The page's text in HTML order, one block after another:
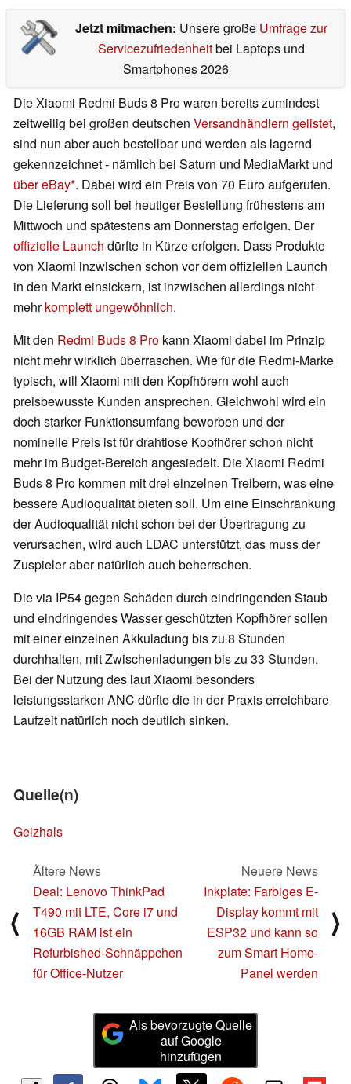
Jetzt mitmachen: Unsere große Umfrage zur
Servicezufriedenheitbei Laptops und
Smartphones 2026
Die Xiaomi Redmi Buds 8 Pro waren bereits zumindest
zeitweilig bei großen deutschen Versandhändlern gelistet,
sind nun aber auch bestellbar und werden als lagernd
gekennzeichnet - nämlich bei Saturn und MediaMarkt und
über eBay . Dabei wird ein Preis von 70 Euro aufgerufen.
Die Lieferung soll bei heutiger Bestellung frühestens am
Mittwoch und spätestens am Donnerstag erfolgen. Der
offizielle Launch dürfte in Kürze erfolgen. Dass Produkte
von Xiaomi inzwischen schon vor dem offiziellen Launch
in den Markt einsickern, ist inzwischen allerdings nicht
mehrkomplett ungewöhnlich.
Mit den Redmi Buds 8 Pro kann Xiaomi dabei im Prinzip
nicht mehr wirklich überraschen. Wie für die Redmi-Marke
typisch, will Xiaomi mit den Kopfhörern wohl auch
preisbewusste Kunden ansprechen. Gleichwohl wird ein
doch starker Funktionsumfang beworben und der
nominelle Preis ist für drahtlose Kopfhörer schon nicht
mehr im Budget-Bereich angesiedelt. Die Xiaomi Redmi
Buds 8 Pro kommen mit drei einzelnen Treibern, was eine
bessere Audioqualität bieten soll. Um eine Einschränkung
der Audioqualität nicht schon bei der Übertragung zu
verursachen, wird auch LDAC unterstützt, das muss der
Zuspieler aber natürlich auch beherrschen.
Die via IP54 gegen Schäden durch eindringenden Staub
und eindringendes Wasser geschützten Kopfhörer sollen
mit einer einzelnen Akkuladung bis zu 8 Stunden
durchhalten, mit Zwischenladungen bis zu 33 Stunden.
Bei der Nutzung des laut Xiaomi besonders
leistungsstarken ANC dürfte die in der Praxis erreichbare
Laufzeit natürlich noch deutlich sinken.
Quelle(n)
Geizhals
⟨
Ältere News
Deal: Lenovo ThinkPad
T490 mit LTE, Core i7 und
16GB RAM ist ein
Refurbished-Schnäppchen
für Office-Nutzer
Neuere News
Inkplate: Farbiges E-
Display kommt mit
ESP32 und kann so
zum Smart Home-
Panel werden
⟩
Als bevorzugte Quelle
auf Google
hinzufügen